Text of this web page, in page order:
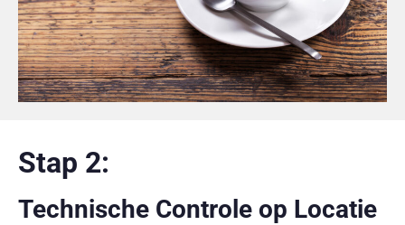
Stap 2:
Technische Controle op Locatie